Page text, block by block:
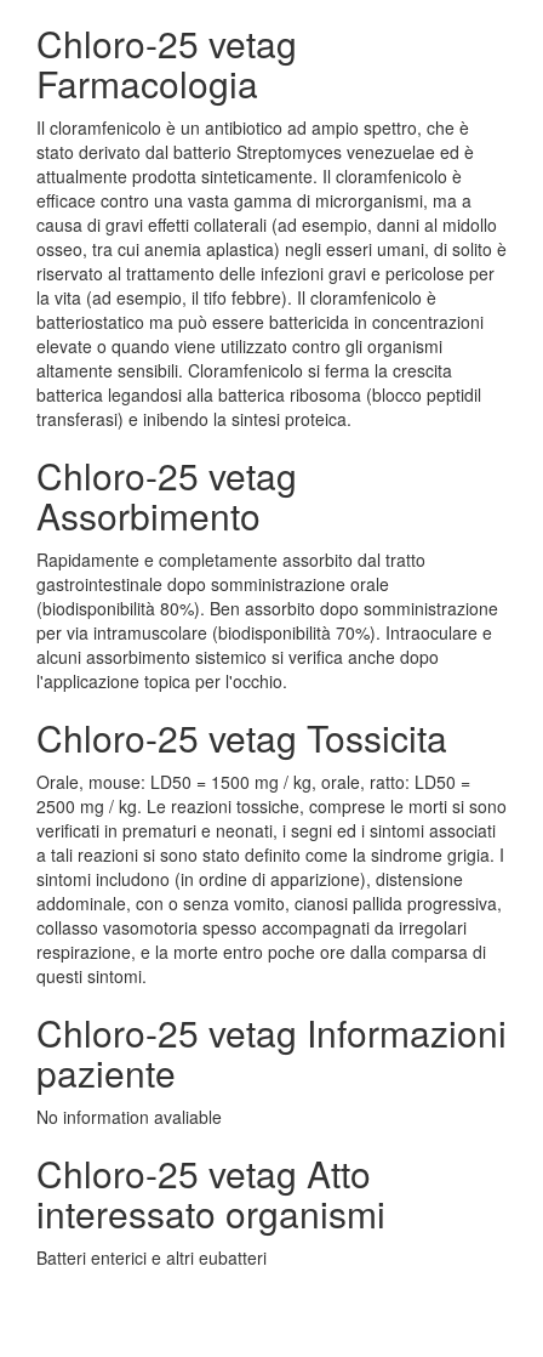
Chloro-25 vetag
Farmacologia
Il cloramfenicolo è un antibiotico ad ampio spettro, che è
stato derivato dal batterio Streptomyces venezuelae ed è
attualmente prodotta sinteticamente. Il cloramfenicolo è
efficace contro una vasta gamma di microrganismi, ma a
causa di gravi effetti collaterali (ad esempio, danni al midollo
osseo, tra cui anemia aplastica) negli esseri umani, di solito è
riservato al trattamento delle infezioni gravi e pericolose per
la vita (ad esempio, il tifo febbre). Il cloramfenicolo è
batteriostatico ma può essere battericida in concentrazioni
elevate o quando viene utilizzato contro gli organismi
altamente sensibili. Cloramfenicolo si ferma la crescita
batterica legandosi alla batterica ribosoma (blocco peptidil
transferasi) e inibendo la sintesi proteica.
Chloro-25 vetag
Assorbimento
Rapidamente e completamente assorbito dal tratto
gastrointestinale dopo somministrazione orale
(biodisponibilità 80%). Ben assorbito dopo somministrazione
per via intramuscolare (biodisponibilità 70%). Intraoculare e
alcuni assorbimento sistemico si verifica anche dopo
l'applicazione topica per l'occhio.
Chloro-25 vetag Tossicita
Orale, mouse: LD50 = 1500 mg / kg, orale, ratto: LD50 =
2500 mg / kg. Le reazioni tossiche, comprese le morti si sono
verificati in prematuri e neonati, i segni ed i sintomi associati
a tali reazioni si sono stato definito come la sindrome grigia. I
sintomi includono (in ordine di apparizione), distensione
addominale, con o senza vomito, cianosi pallida progressiva,
collasso vasomotoria spesso accompagnati da irregolari
respirazione, e la morte entro poche ore dalla comparsa di
questi sintomi.
Chloro-25 vetag Informazioni
paziente
No information avaliable
Chloro-25 vetag Atto
interessato organismi
Batteri enterici e altri eubatteri